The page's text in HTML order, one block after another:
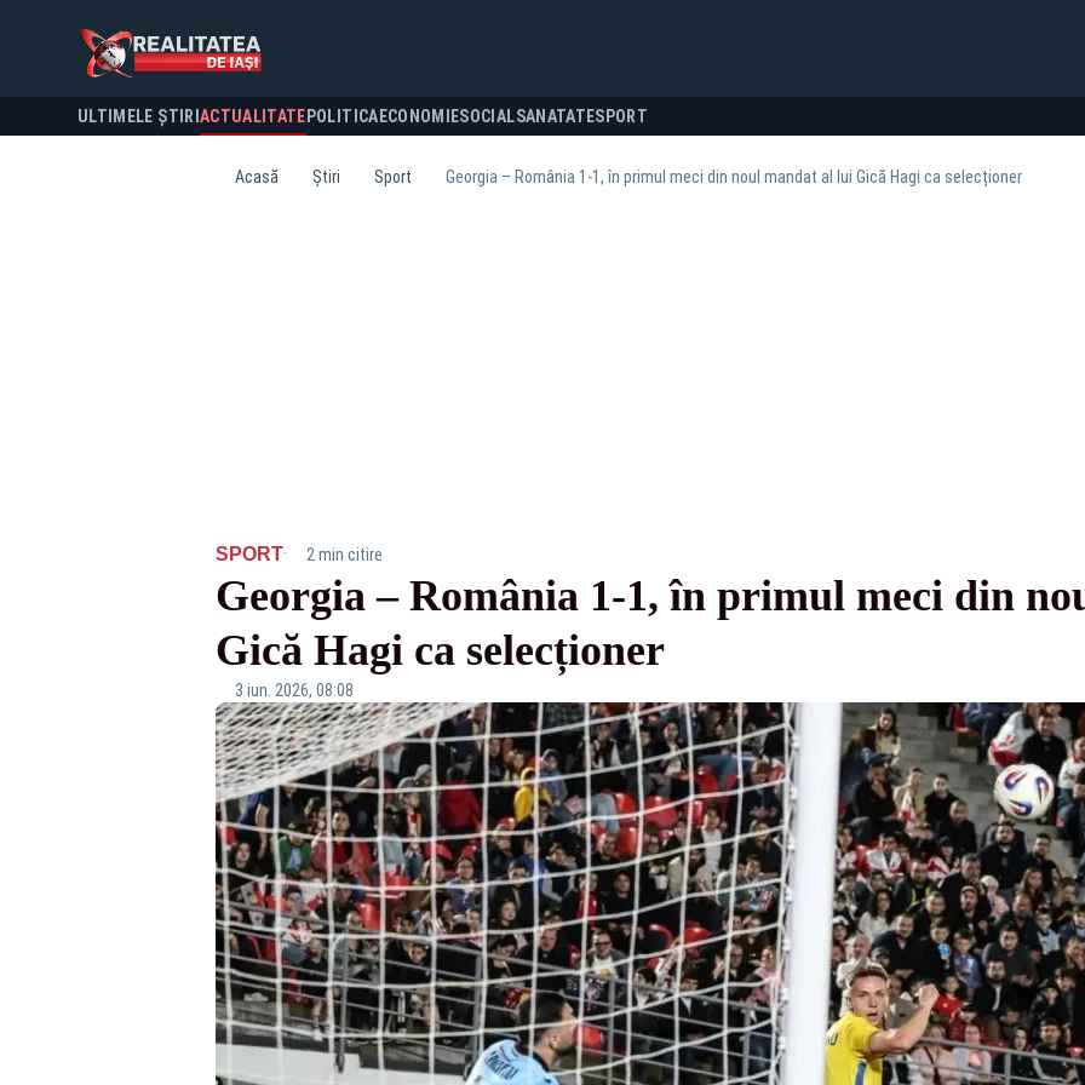
ULTIMELE ȘTIRI ACTUALITATE POLITICA ECONOMIESOCIALSANATATESPORT
Acasă Știri Sport Georgia – România 1-1, în primul meci din noul mandat al lui Gică Hagi ca selecționer
SPORT· 2 min citire
Georgia – România 1-1, în primul meci din
Gică Hagi ca selecționer
3 iun. 2026, 08:08